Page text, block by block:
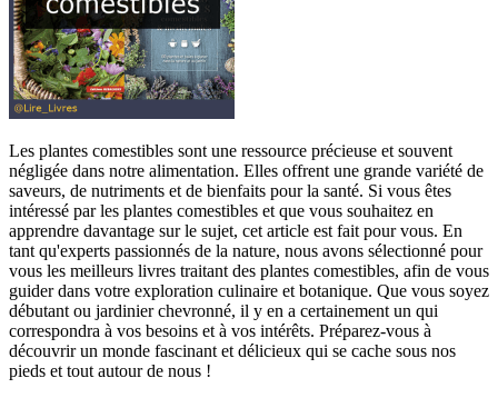
Les plantes comestibles sont une ressource précieuse et souvent
négligée dans notre alimentation. Elles offrent une grande variété de
saveurs, de nutriments et de bienfaits pour la santé. Si vous êtes
intéressé par les plantes comestibles et que vous souhaitez en
apprendre davantage sur le sujet, cet article est fait pour vous. En
tant qu'experts passionnés de la nature, nous avons sélectionné pour
vous les meilleurs livres traitant des plantes comestibles, afin de vous
guider dans votre exploration culinaire et botanique. Que vous soyez
débutant ou jardinier chevronné, il y en a certainement un qui
correspondra à vos besoins et à vos intérêts. Préparez-vous à
découvrir un monde fascinant et délicieux qui se cache sous nos
pieds et tout autour de nous !